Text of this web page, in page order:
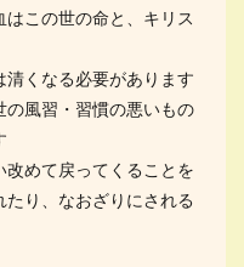
はこの世の命と、キリス
清くなる必要があります
の風習・習慣の悪いもの
改めて戻ってくることを
り、なおざりにされる